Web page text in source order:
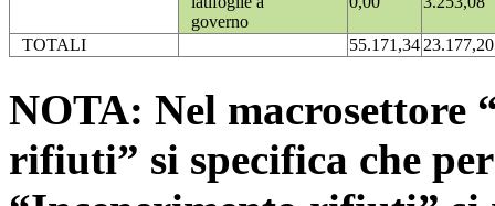
governo
TOTALI 55.171,3423.177,20
NOTA: Nel macrosettore
rifiuti” si specifica che